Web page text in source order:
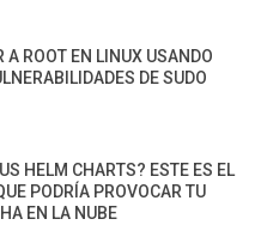
A ROOT EN LINUX USANDO
DE SUDO
HELM CHARTS? ESTE ES EL
PODRÍA PROVOCAR TU
EN LA NUBE